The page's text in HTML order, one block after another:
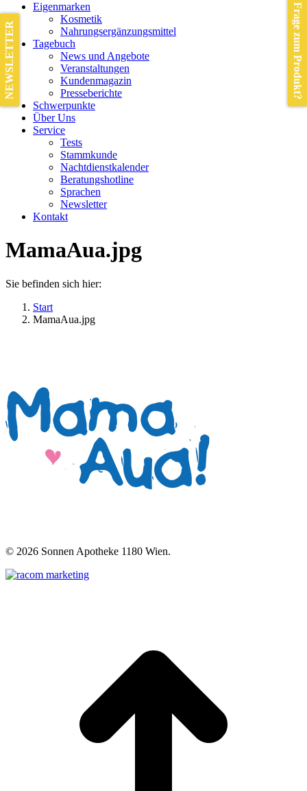
Eigenmarken
Kosmetik
Nahrungsergänzungsmittel
Tagebuch
News und Angebote
Veranstaltungen
Kundenmagazin
Presseberichte
Schwerpunkte
Über Uns
Service
Tests
Stammkunde
Nachtdienstkalender
Beratungshotline
Sprachen
Newsletter
Kontakt
MamaAua.jpg
Sie befinden sich hier:
Start
MamaAua.jpg
© 2026 Sonnen Apotheke 1180 Wien.
Frage zum Produkt?
NEWSLETTER